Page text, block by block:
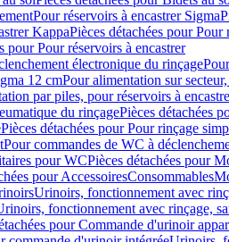
Pour réservoirs à encastrer Sigma
KappaPièces détachées pour Pour
pour Pour réservoirs à encastrer
électronique du rinçage
12 cmPour alimentation sur
par piles, pour réservoirs à
du rinçagePièces détachées
Pièces détachées pour Pour rinçage
Pour commandes de WC à
pour WCPièces détachées pour
pour AccessoiresConsommables
Urinoirs, fonctionnement avec
fonctionnement avec rinçage,
pour Commande d'urinoir